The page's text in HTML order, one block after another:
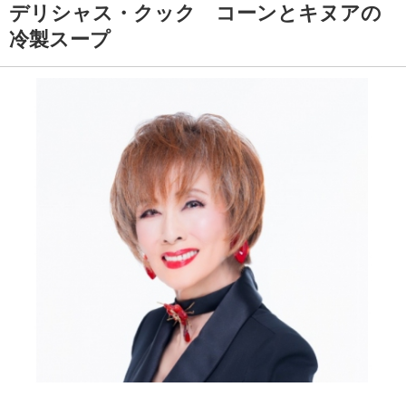
デリシャス・クック コーンとキヌアの
冷製スープ